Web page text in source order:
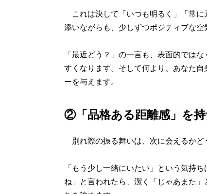
これは決して「いつも明るく」「常に
添いながらも、少しずつポジティブな空
「最近どう？」の一言も、表面的では
すくなります。そして何より、あなた
ーを与えます。
②「品格ある距離感」を
別れ際の振る舞いは、次に会えるかど
「もう少し一緒にいたい」という気持
ね」と言われたら、潔く「じゃあまた